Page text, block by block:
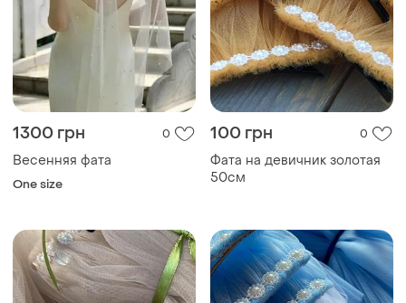
1300 грн 0
Весенняя фата
One size
100 грн 0
Фата на девичник золотая
50см